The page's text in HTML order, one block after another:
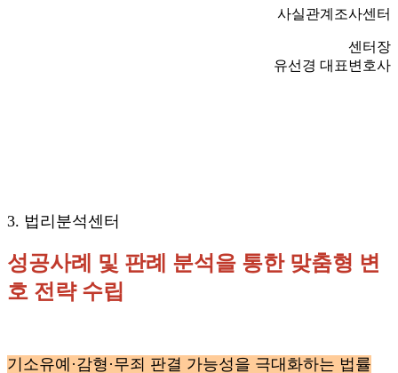
사실관계조사센터
센터장
유선경 대표변호사
3. 법리분석센터
성공사례 및 판례 분석을 통한 맞춤형 변
호 전략 수립
기소유예·감형·무죄 판결 가능성을 극대화하는 법률